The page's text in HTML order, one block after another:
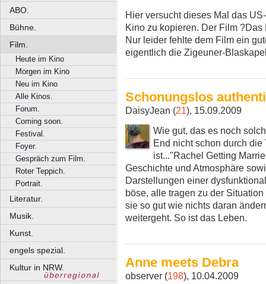
ABO.
Bühne.
Film.
Heute im Kino
Morgen im Kino
Neu im Kino
Alle Kinos.
Forum.
Coming soon.
Festival.
Foyer.
Gespräch zum Film.
Roter Teppich.
Portrait.
Literatur.
Musik.
Kunst.
engels spezial.
Kultur in NRW.
Hier versucht dieses Mal das
Kino zu kopieren. Der Film
Nur leider fehlte dem Film ein
eigentlich die Zigeuner-
Schonungslos
DaisyJean (21), 15.09.2009
Wie gut, das es noch
End nicht schon durch
ist..."Rachel Getting
Geschichte und Atmosphäre
Darstellungen einer
böse, alle tragen zu der
sie so gut wie nichts daran
weitergeht. So ist das Leben.
Anne meets Debra
observer (198), 10.04.2009